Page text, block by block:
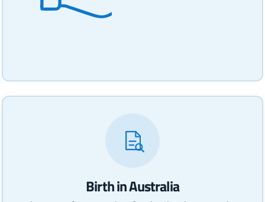
Birth in Australia